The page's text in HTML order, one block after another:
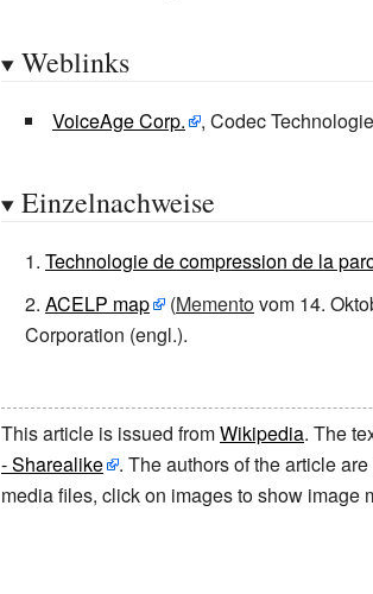
Weblinks
VoiceAge Corp. , Codec
Einzelnachweise
Technologie de compression de la
ACELP map
(Mementovom 14.
Corporation (engl.).
This article is issued fromWikipedia. The
- Sharealike
. The authors of the article
media files, click on images to show image